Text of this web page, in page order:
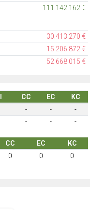
111.142.162 €
30.413.270 €
15.206.872 €
52.668.015 €
CC EC
KC
- -
-
- - -
CC EC
KC
0 0 0